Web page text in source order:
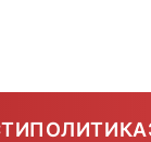
ПОЛИТИКА